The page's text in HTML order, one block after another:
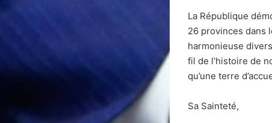
La République
26 provinces dans
harmonieuse
fil de l’histoire de
qu’une terre
Sa Sainteté,